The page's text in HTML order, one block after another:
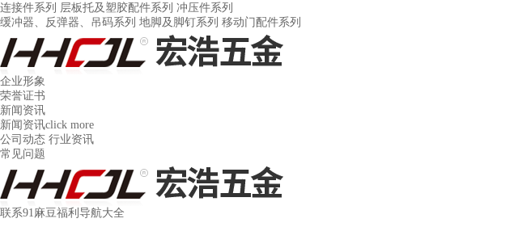
连接件系列 层板托及塑胶配件系列 冲压件系列
缓冲器、反弹器、吊码系列 地脚及脚钉系列 移动门配件系列
企业形象
荣誉证书
新闻资讯
新闻资讯click more
公司动态 行业资讯
常见问题
联系91麻豆福利导航大全